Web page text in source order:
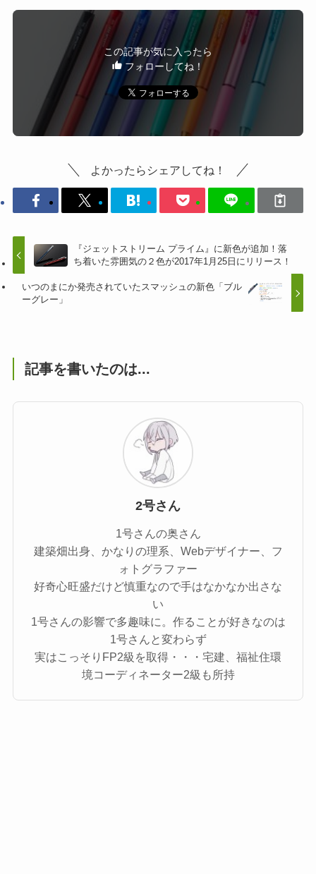
この記事が気に入ったら
フォローしてね！
よかったらシェアしてね！
『ジェットストリーム プライム』に新色が追加！落
ち着いた雰囲気の２色が2017年1月25日にリリース！
いつのまにか発売されていたスマッシュの新色「ブル
ーグレー」
記事を書いたのは...
2号さん
1号さんの奥さん
建築畑出身、かなりの理系、Webデザイナー、フ
ォトグラファー
好奇心旺盛だけど慎重なので手はなかなか出さな
い
1号さんの影響で多趣味に。作ることが好きなのは
1号さんと変わらず
実はこっそりFP2級を取得・・・宅建、福祉住環
境コーディネーター2級も所持